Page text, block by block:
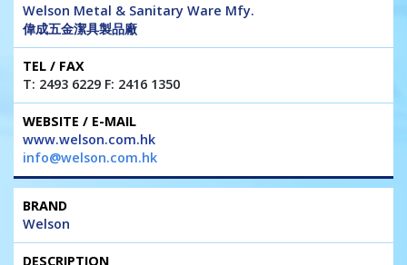
Welson Metal & Sanitary Ware Mfy.
偉成五金潔具製品廠
T: 2493 6229 F: 2416 1350
www.welson.com.hk
info@welson.com.hk
Welson